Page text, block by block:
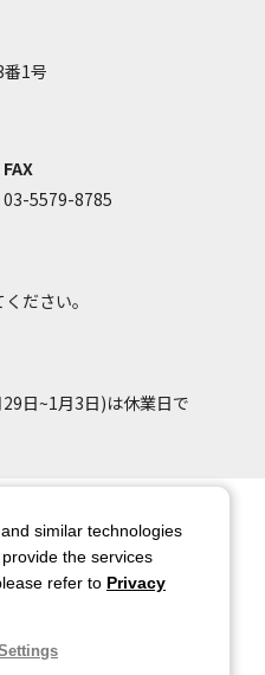
1号
FAX
03-5579-8785
ださい。
日~1月3日)は休業日で
サイトポリシー
個人情報保護方針
お問い合わせ
similar technologies
the services
refer to Privacy